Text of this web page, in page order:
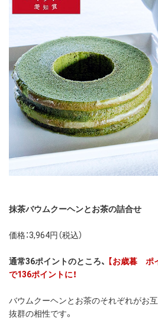
抹茶バウムクーヘンとお茶の詰合せ
価格：3,964円（税込）
通常36ポイントのところ、 【お歳暮 ポ
で136ポイントに！
バウムクーヘンとお茶のそれぞれがお
抜群の相性です。